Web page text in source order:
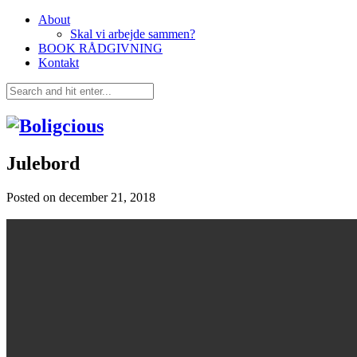
About
Skal vi arbejde sammen?
BOOK RÅDGIVNING
Kontakt
Julebord
Posted on december 21, 2018